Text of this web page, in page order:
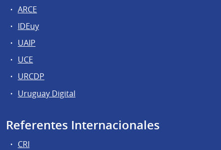
ARCE
IDEuy
UAIP
UCE
URCDP
Uruguay Digital
Referentes Internacionales
CRI